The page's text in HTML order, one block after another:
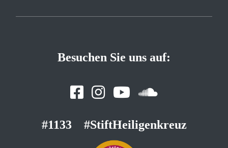
Besuchen Sie uns auf:
#1133 #StiftHeiligenkreuz